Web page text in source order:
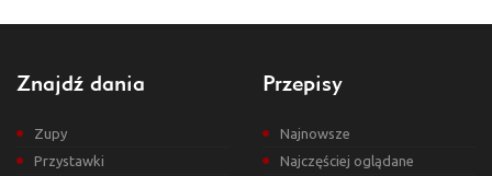
Znajdź dania
Zupy
Przystawki
Przepisy
Najnowsze
Najczęściej oglądane